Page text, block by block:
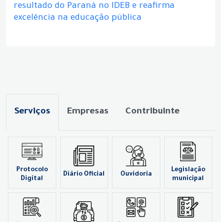
resultado do Paraná no IDEB e reafirma
excelência na educação pública
Serviços Empresas Contribuinte
Protocolo
Digital
Diário Oficial Ouvidoria
Legislação
municipal